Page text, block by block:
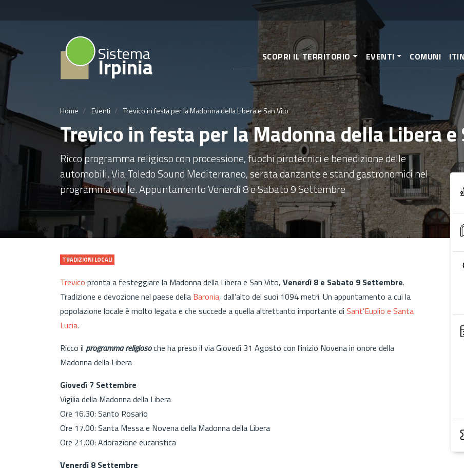
Salta
al
contenuto
principale
Sistema
Irpinia SCOPRI IL TERRITORIO EVENTI COMUNI
Home Eventi Trevico in festa per la Madonna della Libera e San Vito
Trevico in festa per la Madonna della Libera e
Ricco programma religioso con processione, fuochi pirotecnici e benedizione delle
automobili. Via Toledo Sound Mediterraneo, serata danzante e stand gastronomici nel
programma civile. Appuntamento Venerdì 8 e Sabato 9 Settembre
TRADIZIONI LOCALI
Trevico pronta a festeggiare la Madonna della Libera e San Vito, Venerdì 8 e Sabato 9 Settembre.
Tradizione e devozione nel paese della Baronia, dall'alto dei suoi 1094 metri. Un appuntamento a cui la
popolazione locale è molto legata e che succede a quella altrettanto importante di Sant'Euplio e Santa
Lucia.
Ricco il programma religiosoche ha preso il via Giovedì 31 Agosto con l'inizio Novena in onore della
Madonna della Libera
Giovedì 7 Settembre
Vigilia della Madonna della Libera
Ore 16.30: Santo Rosario
Ore 17.00: Santa Messa e Novena della Madonna della Libera
Ore 21.00: Adorazione eucaristica
Venerdì 8 Settembre